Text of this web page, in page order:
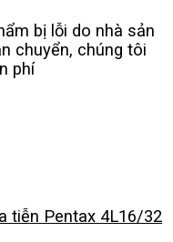
bị lỗi do nhà sản
chuyển, chúng tôi
phí
tiễn Pentax 4L16/32